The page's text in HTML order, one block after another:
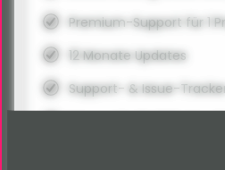
Premium-Support für 1
12 Monate Updates
Support- & Issue-